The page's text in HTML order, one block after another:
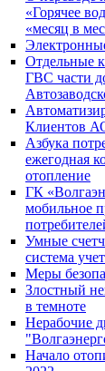
«Горячее
«месяц в
Отдельные
ГВС части
Клиентов
Азбука
ежегодная
отопление
ГК
мобильное
Умные
система
Меры
Злостный
в темноте
Нерабочие
Начало